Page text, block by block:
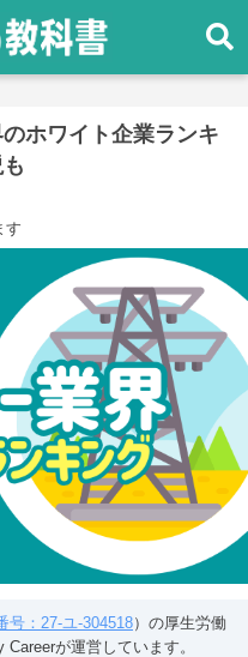
ホワイト企業ランキ
す
号：27-ユ-304518）の厚生労働
が運営しています。